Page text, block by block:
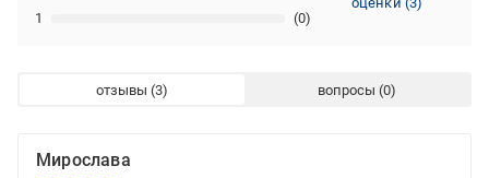
1 (0)
отзывы вопросы
Мирослава